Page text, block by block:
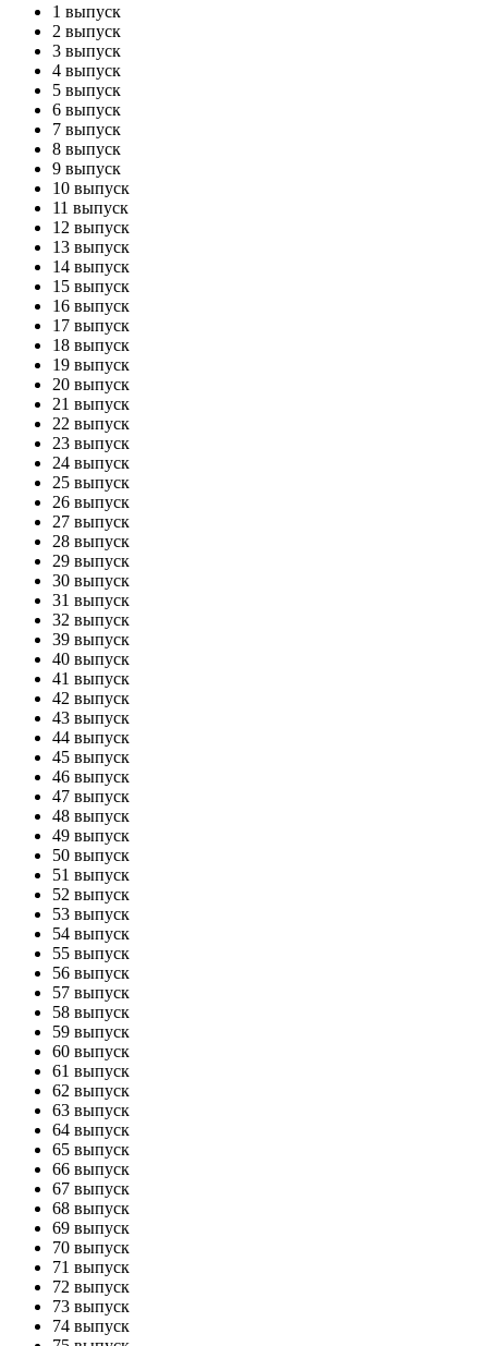
1 выпуск
2 выпуск
3 выпуск
4 выпуск
5 выпуск
6 выпуск
7 выпуск
8 выпуск
9 выпуск
10 выпуск
11 выпуск
12 выпуск
13 выпуск
14 выпуск
15 выпуск
16 выпуск
17 выпуск
18 выпуск
19 выпуск
20 выпуск
21 выпуск
22 выпуск
23 выпуск
24 выпуск
25 выпуск
26 выпуск
27 выпуск
28 выпуск
29 выпуск
30 выпуск
31 выпуск
32 выпуск
39 выпуск
40 выпуск
41 выпуск
42 выпуск
43 выпуск
44 выпуск
45 выпуск
46 выпуск
47 выпуск
48 выпуск
49 выпуск
50 выпуск
51 выпуск
52 выпуск
53 выпуск
54 выпуск
55 выпуск
56 выпуск
57 выпуск
58 выпуск
59 выпуск
60 выпуск
61 выпуск
62 выпуск
63 выпуск
64 выпуск
65 выпуск
66 выпуск
67 выпуск
68 выпуск
69 выпуск
70 выпуск
71 выпуск
72 выпуск
73 выпуск
74 выпуск